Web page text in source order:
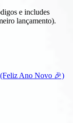
e includes
lançamento).
(Feliz Ano Novo 🎉)